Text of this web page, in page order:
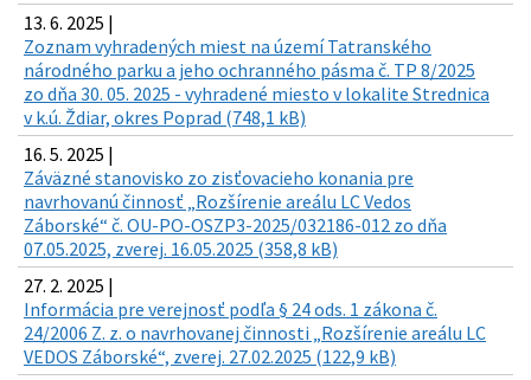
13. 6. 2025 |
Zoznam vyhradených miest na území Tatranského
národného parku a jeho ochranného pásma č. TP 8/2025
zo dňa 30. 05. 2025 - vyhradené miesto v lokalite Strednica
v k.ú. Ždiar, okres Poprad (748,1 kB)
16. 5. 2025 |
Záväzné stanovisko zo zisťovacieho konania pre
navrhovanú činnosť „Rozšírenie areálu LC Vedos
Záborské“ č. OU-PO-OSZP3-2025/032186-012 zo dňa
07.05.2025, zverej. 16.05.2025 (358,8 kB)
27. 2. 2025 |
Informácia pre verejnosť podľa § 24 ods. 1 zákona č.
24/2006 Z. z. o navrhovanej činnosti „Rozšírenie areálu LC
VEDOS Záborské“, zverej. 27.02.2025 (122,9 kB)